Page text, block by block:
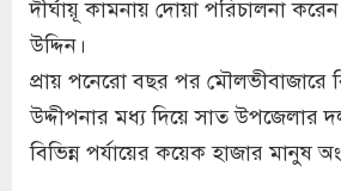
দীর্ঘায়ূ কামনায় দোয়া পরিচালনা
উদ্দিন।
প্রায় পনেরো বছর পর মৌলভীবাজারে
উদ্দীপনার মধ্য দিয়ে সাত উপজেলার
বিভিন্ন পর্যায়ের কয়েক হাজার মানুষ